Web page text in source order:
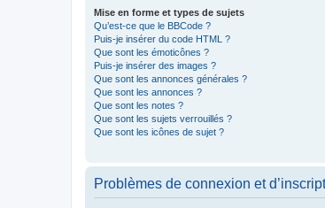
Mise en forme et types de sujets
Qu’est-ce que le BBCode ?
Puis-je insérer du code HTML ?
Que sont les émoticônes ?
Puis-je insérer des images ?
Que sont les annonces générales ?
Que sont les annonces ?
Que sont les notes ?
Que sont les sujets verrouillés ?
Que sont les icônes de sujet ?
Problèmes de connexion et